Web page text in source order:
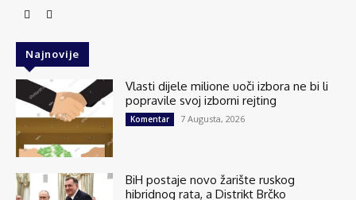
Najnovije
Vlasti dijele milione uoči izbora ne bi li
popravile svoj izborni rejting
Komentar 7 Augusta, 2026
BiH postaje novo žarište ruskog
hibridnog rata, a Distrikt Brčko